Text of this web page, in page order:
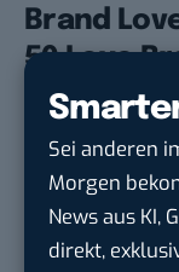
Sei anderen
Morgen
News aus KI,
direkt,
Brand
50 Love
Der Brand
beschäftigt
Love Brands
beliebtesten
möchtest, was